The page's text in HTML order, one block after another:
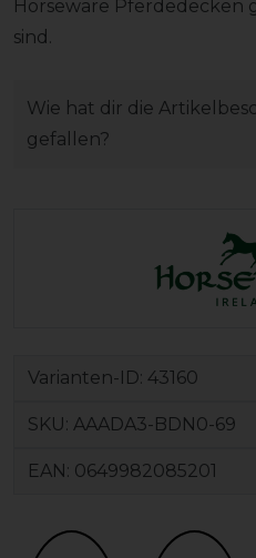
Horseware Pferdedecken
sind.
Wie hat dir die
gefallen?
Varianten-ID: 43160
SKU: AAADA3-BDN0-69
EAN: 0649982085201